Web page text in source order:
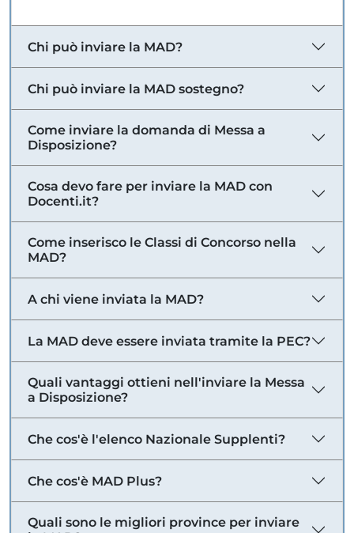
Chi può inviare la MAD?
Chi può inviare la MAD sostegno?
Come inviare la domanda di Messa a
Disposizione?
Cosa devo fare per inviare la MAD con
Docenti.it?
Come inserisco le Classi di Concorso nella
MAD?
A chi viene inviata la MAD?
La MAD deve essere inviata tramite la PEC?
Quali vantaggi ottieni nell'inviare la Messa
a Disposizione?
Che cos'è l'elenco Nazionale Supplenti?
Che cos'è MAD Plus?
Quali sono le migliori province per inviare